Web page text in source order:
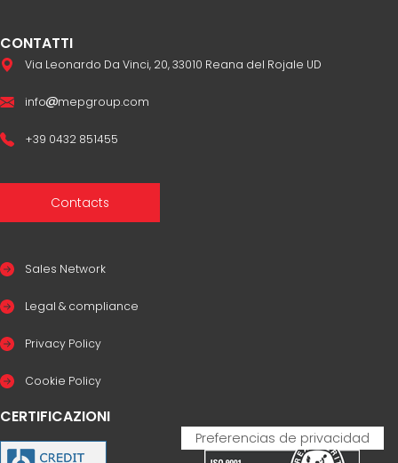
CONTATTI
Via Leonardo Da Vinci, 20, 33010 Reana del Rojale UD
info mepgroup.com
+39 0432 851455
Contacts
Sales Network
Legal & compliance
Privacy Policy
Cookie Policy
CERTIFICAZIONI